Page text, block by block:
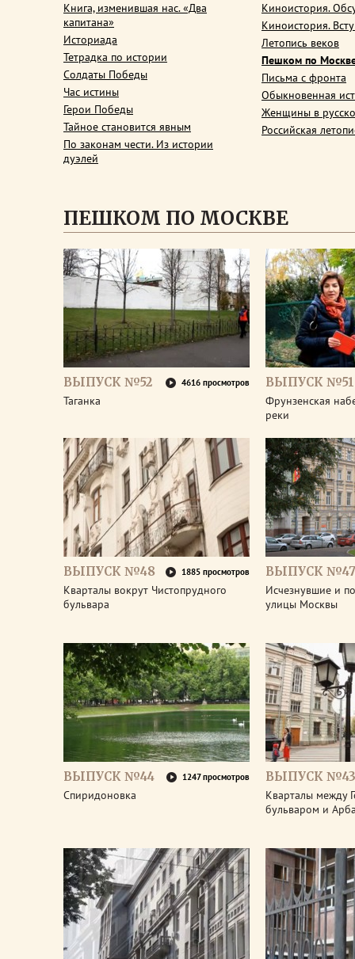
Книга, изменившая нас. «Два
капитана»
Историада
Тетрадка по истории
Солдаты Победы
Час истины
Герои Победы
Тайное становится явным
По законам чести. Из истории
дуэлей
Киноистория.
Киноистория.
Летопись веков
Пешком по
Письма с фронта
Обыкновенная
Женщины в
Российская
ПЕШКОМ ПО МОСКВЕ
ВЫПУСК №52 4616 просмотров
Таганка
ВЫПУСК №51
Фрунзенская
реки
ВЫПУСК №48 1885 просмотров
Кварталы вокрут Чистопрудного
бульвара
ВЫПУСК №47
Исчезнувшие и
улицы Москвы
ВЫПУСК №44 1247 просмотров
Спиридоновка
ВЫПУСК №43
Кварталы между
бульваром и